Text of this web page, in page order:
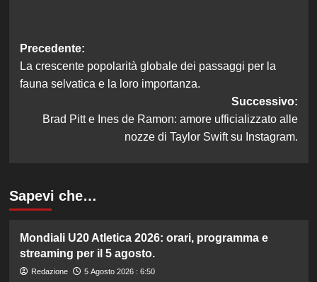
Navigazione
articolo
Precedente:
La crescente popolarità globale dei passaggi per la
fauna selvatica e la loro importanza.
Successivo:
Brad Pitt e Ines de Ramon: amore ufficializzato alle
nozze di Taylor Swift su Instagram.
Sapevi che…
Mondiali U20 Atletica 2026: orari, programma e
streaming per il 5 agosto.
Redazione 5 Agosto 2026 : 6:50